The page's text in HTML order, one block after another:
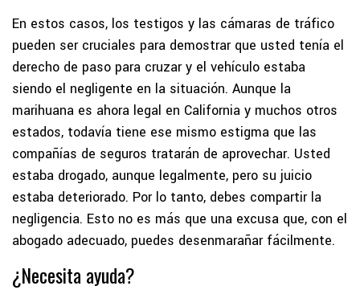
En estos casos, los testigos y las cámaras de tráfico
pueden ser cruciales para demostrar que usted tenía el
derecho de paso para cruzar y el vehículo estaba
siendo el negligente en la situación. Aunque la
marihuana es ahora legal en California y muchos otros
estados, todavía tiene ese mismo estigma que las
compañías de seguros tratarán de aprovechar. Usted
estaba drogado, aunque legalmente, pero su juicio
estaba deteriorado. Por lo tanto, debes compartir la
negligencia. Esto no es más que una excusa que, con el
abogado adecuado, puedes desenmarañar fácilmente.
¿Necesita ayuda?